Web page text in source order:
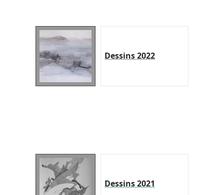
Dessins 2022
Dessins 2021